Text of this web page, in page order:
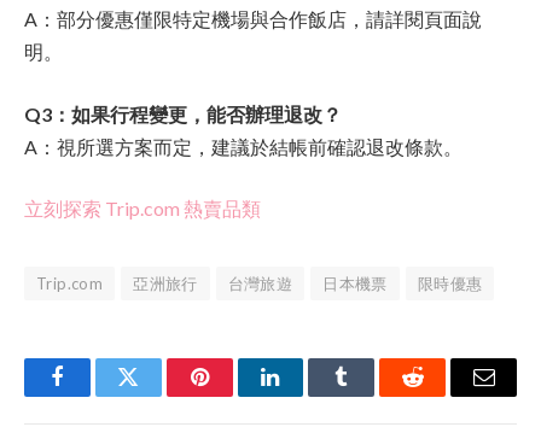
A：部分優惠僅限特定機場與合作飯店，請詳閱頁面說
明。
Q3：如果行程變更，能否辦理退改？
A：視所選方案而定，建議於結帳前確認退改條款。
立刻探索 Trip.com 熱賣品類
Trip.com 亞洲旅行 台灣旅遊 日本機票 限時優惠
FacebookTwitter PinterestLinkedInTumblr Reddit Email